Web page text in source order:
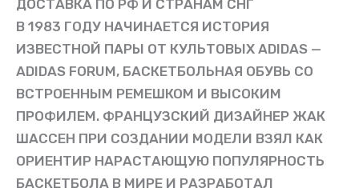
ДОСТАВКА ПО РФ И СТРАНАМ СНГ
В 1983 ГОДУ НАЧИНАЕТСЯ ИСТОРИЯ
ИЗВЕСТНОЙ ПАРЫ ОТ КУЛЬТОВЫХ ADIDAS —
ADIDAS FORUM, БАСКЕТБОЛЬНАЯ ОБУВЬ СО
ВСТРОЕННЫМ РЕМЕШКОМ И ВЫСОКИМ
ПРОФИЛЕМ. ФРАНЦУЗСКИЙ ДИЗАЙНЕР ЖАК
ШАССЕН ПРИ СОЗДАНИИ МОДЕЛИ ВЗЯЛ КАК
ОРИЕНТИР НАРАСТАЮЩУЮ ПОПУЛЯРНОСТЬ
БАСКЕТБОЛА В МИРЕ И РАЗРАБОТАЛ